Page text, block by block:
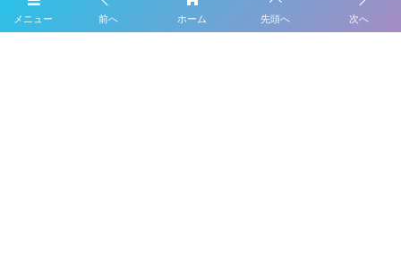
メニュー 前へ ホーム 先頭へ 次へ